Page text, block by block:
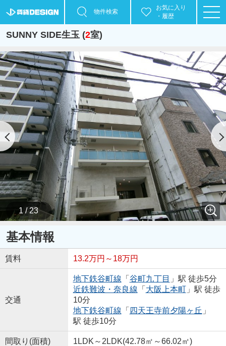
物件検索
お気に入り
・履歴
SUNNY SIDE生玉 (2室)
1 / 23
基本情報
賃料 13.2万円～18万円
交通
地下鉄谷町線 「 谷町九丁目 」駅 徒歩5分
近鉄難波・奈良線 「 大阪上本町」駅 徒歩
10分
地下鉄谷町線 「 四天王寺前夕陽ヶ丘 」
駅 徒歩10分
間取り(面積) 1LDK～2LDK(42.78㎡～66.02㎡)